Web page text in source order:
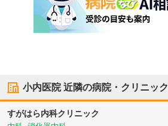
小内医院近隣の病院・クリニック
すがはら内科クリニック